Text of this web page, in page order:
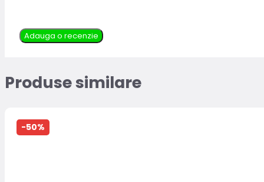
Adauga o recenzie
Produse similare
-50%